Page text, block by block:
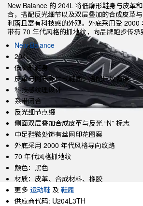
New Balance 的 204L 将低廓形鞋身与皮革
合，搭配反光细节以及双层叠加的合成皮革
利落且富有科技感的外观。外底采用受 2000
带有 70 年代风格的抓地纹，向品牌跑步传承
New Balance
204L
低廓形鞋身
皮革与网布多片式鞋面，搭配压纹覆层
科技感纹理设计
系带闭合
反光细节点缀
侧面双层叠加合成皮革与反光 “N” 标志
中足鞋鞍处饰有丝网印花图案
外底采用 2000 年代风格导向纹路
70 年代风格抓地纹
颜色：黑色
材质：皮革、合成材料、橡胶
更多 运动鞋 及 鞋履
供应商代码: U204L3TH